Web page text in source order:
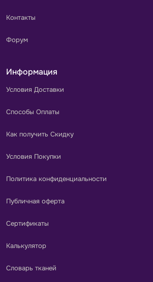
Контакты
Форум
Информация
Условия Доставки
Способы Оплаты
Как получить Скидку
Условия Покупки
Политика конфиденциальности
Публичная оферта
Сертификаты
Калькулятор
Словарь тканей